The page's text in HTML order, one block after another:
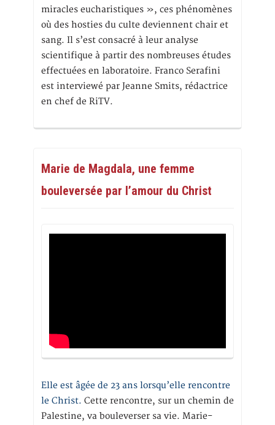
miracles eucharistiques », ces phénomènes
où des hosties du culte deviennent chair et
sang. Il s’est consacré à leur analyse
scientifique à partir des nombreuses études
effectuées en laboratoire. Franco Serafini
est interviewé par Jeanne Smits, rédactrice
en chef de RiTV.
Marie de Magdala, une femme
bouleversée par l’amour du Christ
Elle est âgée de 23 ans lorsqu’elle rencontre
le Christ. Cette rencontre, sur un chemin de
Palestine, va bouleverser sa vie. Marie-